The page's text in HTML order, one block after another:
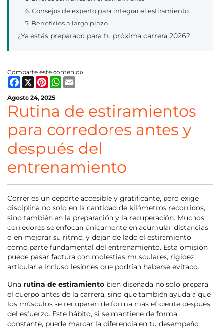
6. Consejos de experto para integrar el estiramiento
7. Beneficios a largo plazo
¿Ya estás preparado para tu próxima carrera 2026?
Comparte este contenido
Facebook
X PinterestWhatsApp
Agosto 24, 2025
Rutina de estiramientos
para corredores antes y
después del
entrenamiento
Correr es un deporte accesible y gratificante, pero exige
disciplina no solo en la cantidad de kilómetros recorridos,
sino también en la preparación y la recuperación. Muchos
corredores se enfocan únicamente en acumular distancias
o en mejorar su ritmo, y dejan de lado el estiramiento
como parte fundamental del entrenamiento. Esta omisión
puede pasar factura con molestias musculares, rigidez
articular e incluso lesiones que podrían haberse evitado.
Una rutina de estiramiento bien diseñada no solo prepara
el cuerpo antes de la carrera, sino que también ayuda a que
los músculos se recuperen de forma más eficiente después
del esfuerzo. Este hábito, si se mantiene de forma
constante, puede marcar la diferencia en tu desempeño